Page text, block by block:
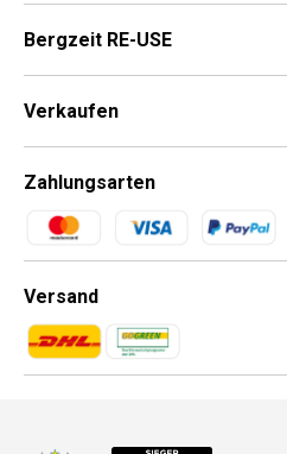
Bergzeit RE-USE
Verkaufen
Zahlungsarten
Zahlungsmethoden
Versand
Zahlungsmethoden